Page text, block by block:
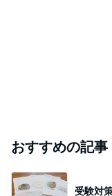
おすすめの記事
受験対